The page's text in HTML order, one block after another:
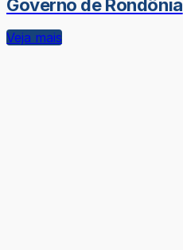
Governo de Rondônia
Veja mais